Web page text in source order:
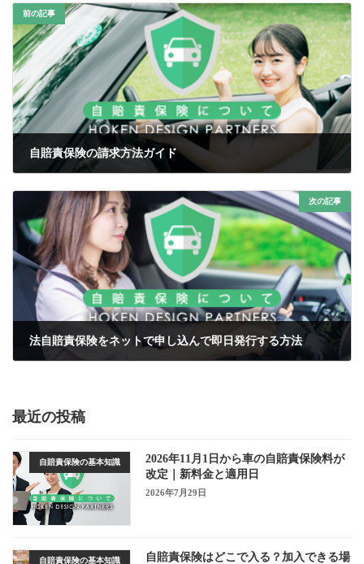
前の記事
自賠責保険の請求方法ガイド
次の記事
法自賠責保険をネットで申し込んで即日発行する方法
最近の投稿
自賠責保険の基本知識
2026年11月1日から車の自賠責保険料が
改定｜新料金と適用日
2026年7月29日
自賠責保険の基本知識 自賠責保険はどこで入る？加入できる場